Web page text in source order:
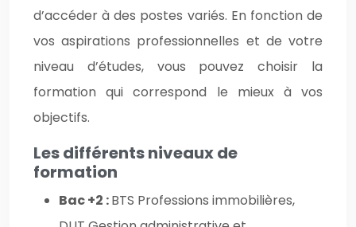
d’accéder à des postes variés. En fonction de
vos aspirations professionnelles et de votre
niveau d’études, vous pouvez choisir la
formation qui correspond le mieux à vos
objectifs.
Les différents niveaux de
formation
Bac +2 :BTS Professions immobilières,